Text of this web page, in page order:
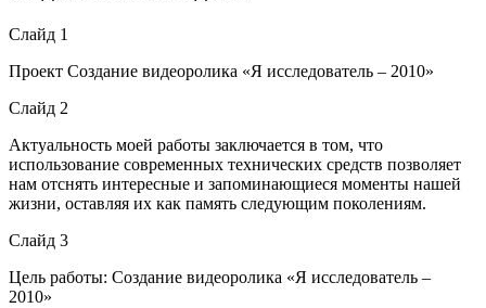
Слайд 1
Проект Создание видеоролика «Я исследователь – 2010»
Слайд 2
Актуальность моей работы заключается в том, что
использование современных технических средств позволяет
нам отснять интересные и запоминающиеся моменты нашей
жизни, оставляя их как память следующим поколениям.
Слайд 3
Цель работы: Создание видеоролика «Я исследователь –
2010»